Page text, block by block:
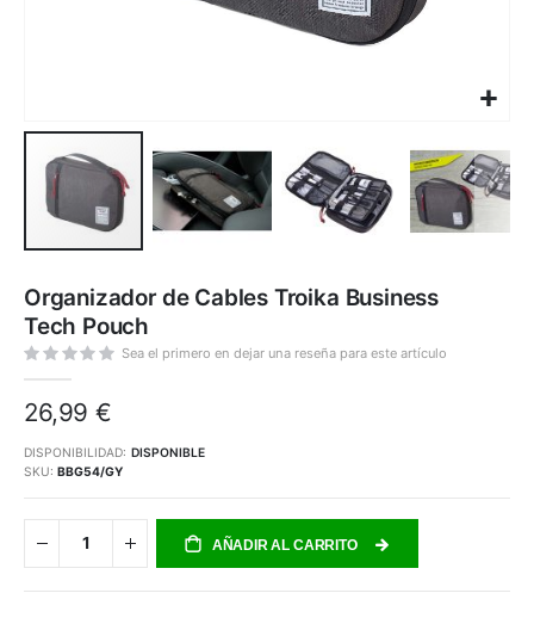
comienzo
de
la
galería
de
imágenes
Organizador de Cables Troika Business
Tech Pouch
Sea el primero en dejar una reseña para este artículo
26,99 €
DISPONIBILIDAD: DISPONIBLE
SKU BBG54/GY
AÑADIR AL CARRITO